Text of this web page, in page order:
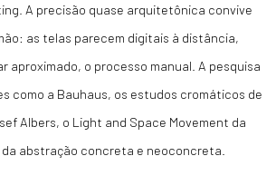
A precisão quase arquitetônica convive
as telas parecem digitais à distância,
aproximado, o processo manual. A pesquisa
como a Bauhaus, os estudos cromáticos de
Albers, o Light and Space Movement da
da abstração concreta e neoconcreta.